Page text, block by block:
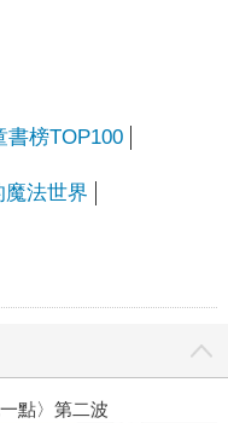
書榜TOP100
法世界
點〉第二波